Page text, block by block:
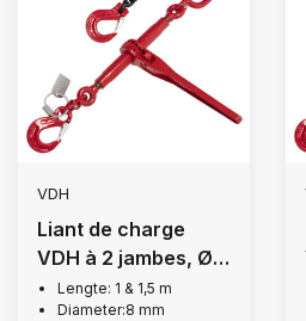
VDH
Liant de charge
VDH à 2 jambes, Ø 8
mmLengte: 1 & 1,5 m
Diameter:8 mm